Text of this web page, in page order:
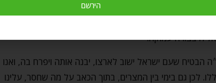
שלא ראו דורות רבים. לאחר גלות ארוכה, יהודים חוזרים לארץ
מספר קטן יחסית של יהודים, וכיום, בחסדי ה׳, רוב גדול
בצורה עמוקה.
הבטיח שעם ישראל ישוב לארצו, יבנה אותה ויפרח בה, ואנו
לכן גם בימי בין המצרים, בתוך הכאב על מה שחסר, עלינו
הירשם